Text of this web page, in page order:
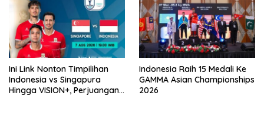
Ini Link Nonton Timpilihan
Indonesia vs Singapura
Hingga VISION+, Perjuangan
Indonesia Raih 15 Medali Ke
GAMMA Asian Championships
2026